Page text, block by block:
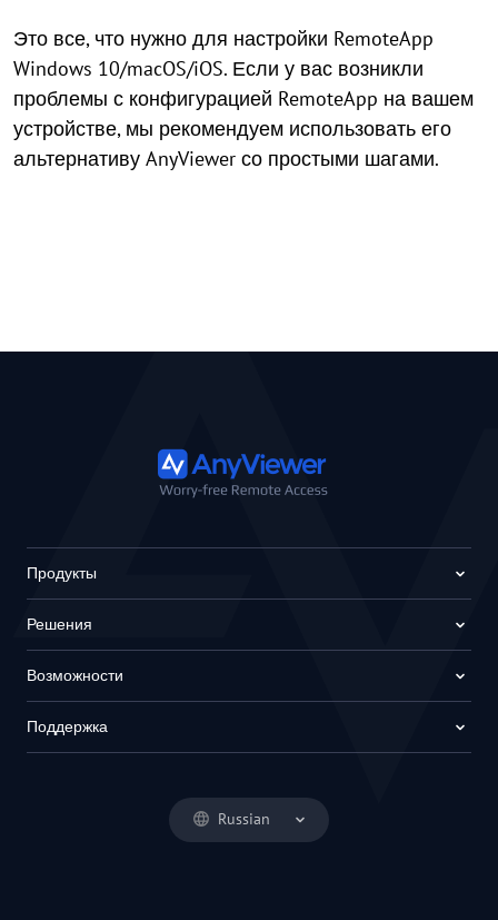
Это все, что нужно для настройки RemoteApp
Windows 10/macOS/iOS. Если у вас возникли
проблемы с конфигурацией RemoteApp на вашем
устройстве, мы рекомендуем использовать его
альтернативу AnyViewer со простыми шагами.
Russian
Продукты
Решения
Возможности
Поддержка